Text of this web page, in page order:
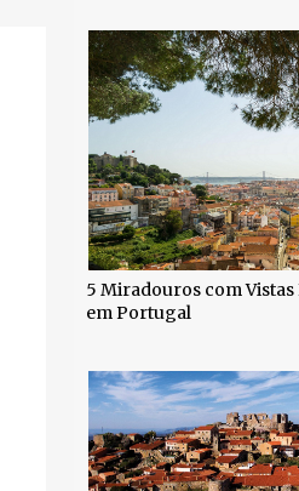
5 Miradouros com
em Portugal